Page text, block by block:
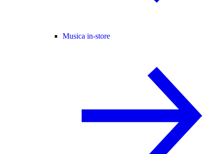
Musica in-store